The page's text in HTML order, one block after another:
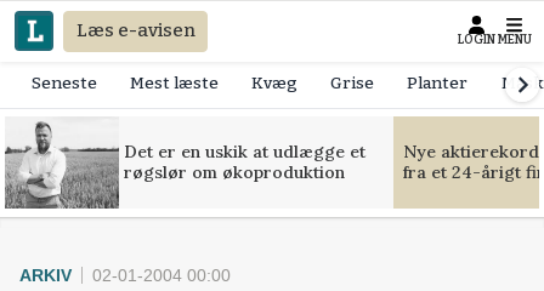
Læs e-avisen LOGIN MENU
Seneste Mest læste Kvæg Grise Planter
Det er en uskik at udlægge et
røgslør om økoproduktion
Nye
fra et 24-årigt
ARKIV 02-01-2004 00:00